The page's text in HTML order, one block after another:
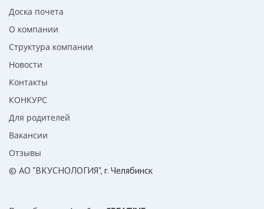
Доска почета
О компании
Структура компании
Новости
Контакты
КОНКУРС
Для родителей
Вакансии
Отзывы
© АО "ВКУСНОЛОГИЯ", г. Челябинск